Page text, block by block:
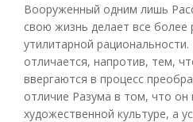
Вооруженный одним лишь
свою жизнь делает все
утилитарной
отличается, напротив, тем,
ввергаются в процесс
отличие Разума в том, что он
художественной культуре, а